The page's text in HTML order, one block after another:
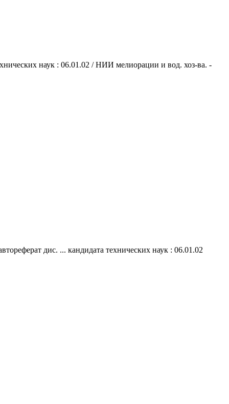
наук : 06.01.02 / НИИ мелиорации и вод. хоз-ва. -
дис. ... кандидата технических наук : 06.01.02